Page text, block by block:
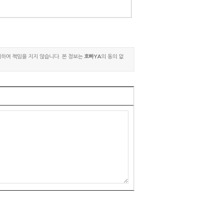
여 책임을 지지 않습니다. 본 정보는 호빠YA의 동의 없